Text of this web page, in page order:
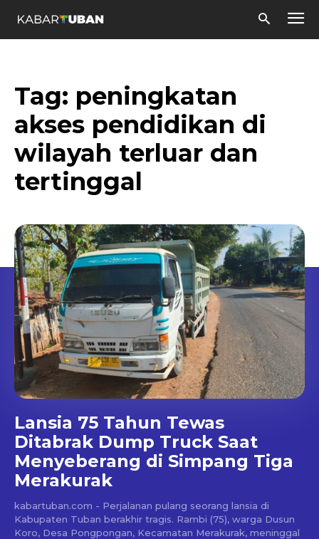
Tag: peningkatan
akses pendidikan di
wilayah terluar dan
tertinggal
Lansia 75 Tahun Tewas
Ditabrak Dump Truck Saat
Menyeberang di Simpang Tiga
Merakurak
kabartuban.com - Perjalanan pulang seorang lansia di
Kabupaten Tuban berakhir tragis. Rambi (75), warga Dusun
Koro, Desa Pongpongan, Kecamatan Merakurak, meninggal